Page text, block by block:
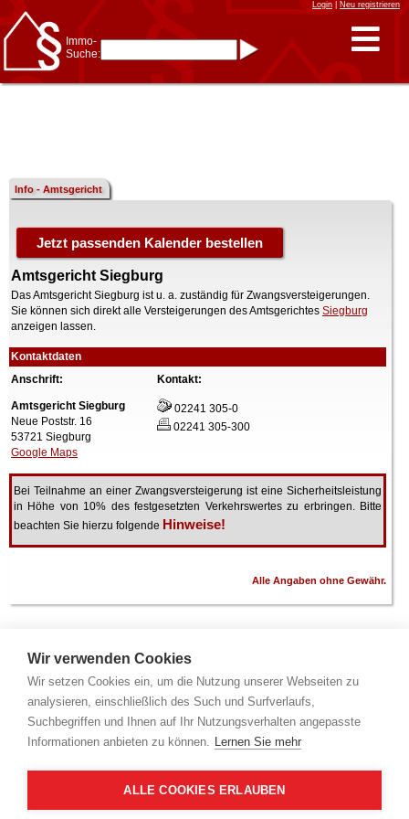
Wir verwenden Cookies
Wir setzen Cookies ein, um die Nutzung unserer Webseiten zu
analysieren, einschließlich des Such und Surfverlaufs,
Suchbegriffen und Ihnen auf Ihr Nutzungsverhalten angepasste
Informationen anbieten zu können. Lernen Sie mehr
ALLE COOKIES ERLAUBEN
Login| Neu registrieren
Immo-
Suche:
z.B.:15 Frankfurt
Frankfurt/Oder
und6 Frankfurtfür Frankfurt
Immobiliensuche
nach Kreis
nach Amtsgericht
Info - Amtsgericht
Amtsgericht Siegburg
Das Amtsgericht Siegburg ist u. a. zuständig für Zwangsversteigerungen.
Sie können sich direkt alle Versteigerungen des Amtsgerichtes Siegburg
anzeigen lassen.
Kontaktdaten
Anschrift:
Amtsgericht Siegburg
Neue Poststr. 16
53721 Siegburg
Google Maps
Kontakt:
02241 305-0
02241 305-300
Bei Teilnahme an einer Zwangsversteigerung ist eine Sicherheitsleistung
in Höhe von 10% des festgesetzten Verkehrswertes zu erbringen. Bitte
beachten Sie hierzu folgende Hinweise!
Alle Angaben ohne Gewähr.